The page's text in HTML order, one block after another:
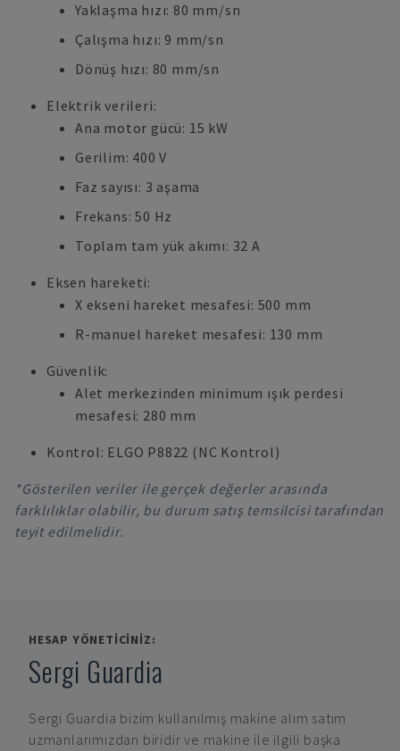
Yaklaşma hızı: 80 mm/sn
Çalışma hızı: 9 mm/sn
Dönüş hızı: 80 mm/sn
Elektrik verileri:
Ana motor gücü: 15 kW
Gerilim: 400 V
Faz sayısı: 3 aşama
Frekans: 50 Hz
Toplam tam yük akımı: 32 A
Eksen hareketi:
X ekseni hareket mesafesi: 500 mm
R-manuel hareket mesafesi: 130 mm
Güvenlik:
Alet merkezinden minimum ışık perdesi
mesafesi: 280 mm
Kontrol: ELGO P8822 (NC Kontrol)
*Gösterilen veriler ile gerçek değerler arasında
farklılıklar olabilir, bu durum satış temsilcisi tarafından
teyit edilmelidir.
HESAP YÖNETICINIZ:
Sergi Guardia
Sergi Guardia bizim kullanılmış makine alım satım
uzmanlarımızdan biridir ve makine ile ilgili başka